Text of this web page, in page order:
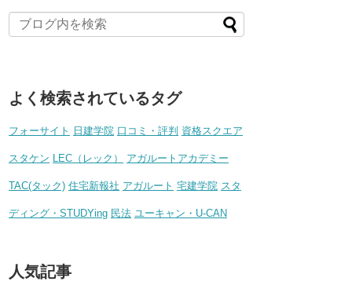
よく検索されているタグ
フォーサイト 日建学院 口コミ・評判 資格スクエア
スタケン LEC（レック） アガルートアカデミー
TAC(タック) 住宅新報社 アガルート 宅建学院 スタ
ディング・STUDYing 民法 ユーキャン・U-CAN
人気記事